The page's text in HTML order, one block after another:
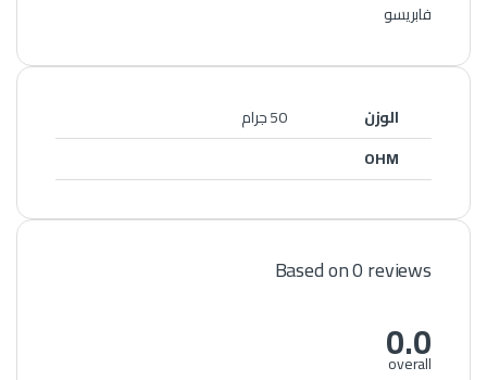
فابريسو
الوزن
50 جرام
OHM
Based on 0 reviews
0.0
overall